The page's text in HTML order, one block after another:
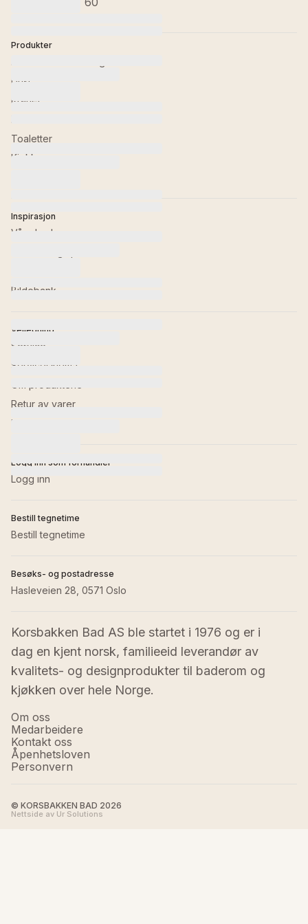
Produkter
Dusj
Kraner
Toaletter
Kjøkken
Inspirasjon
Våre baderom
Bildebank
Veiledning
Service
Serviceskjema
Om produktene
Retur av varer
Kontakt oss
Logg inn som forhandler
Logg inn
Bestill tegnetime
Bestill tegnetime
Besøks- og postadresse
Hasleveien 28, 0571 Oslo
Korsbakken Bad AS ble startet i 1976 og er i
dag en kjent norsk, familieeid leverandør av
kvalitets- og designprodukter til baderom og
kjøkken over hele Norge.
Om oss
Medarbeidere
Kontakt oss
Åpenhetsloven
Personvern
© KORSBAKKEN BAD 2026
Nettside av Ur Solutions